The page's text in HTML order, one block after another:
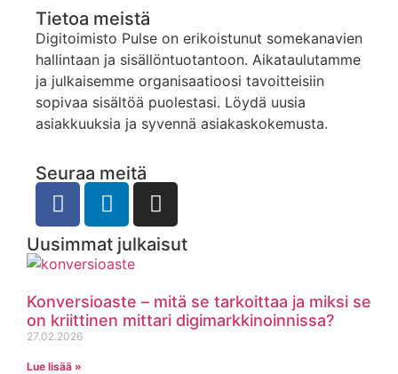
Tietoa meistä
Digitoimisto Pulse on erikoistunut somekanavien
hallintaan ja sisällöntuotantoon. Aikataulutamme
ja julkaisemme organisaatioosi tavoitteisiin
sopivaa sisältöä puolestasi. Löydä uusia
asiakkuuksia ja syvennä asiakaskokemusta.
Seuraa meitä
Uusimmat julkaisut
Konversioaste – mitä se tarkoittaa ja miksi se
on kriittinen mittari digimarkkinoinnissa?
27.02.2026
Lue lisää »